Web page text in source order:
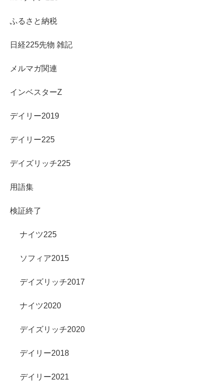
ふるさと納税
日経225先物 雑記
メルマガ関連
インベスターZ
デイリー2019
デイリー225
デイズリッチ225
用語集
検証終了
ナイツ225
ソフィア2015
デイズリッチ2017
ナイツ2020
デイズリッチ2020
デイリー2018
デイリー2021